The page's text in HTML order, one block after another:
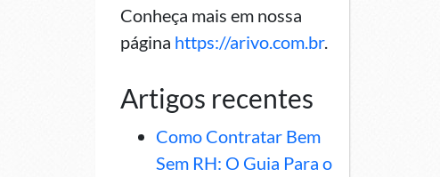
Conheça mais em nossa
página https://arivo.com.br.
Artigos recentes
Como Contratar Bem
Sem RH: O Guia Para o